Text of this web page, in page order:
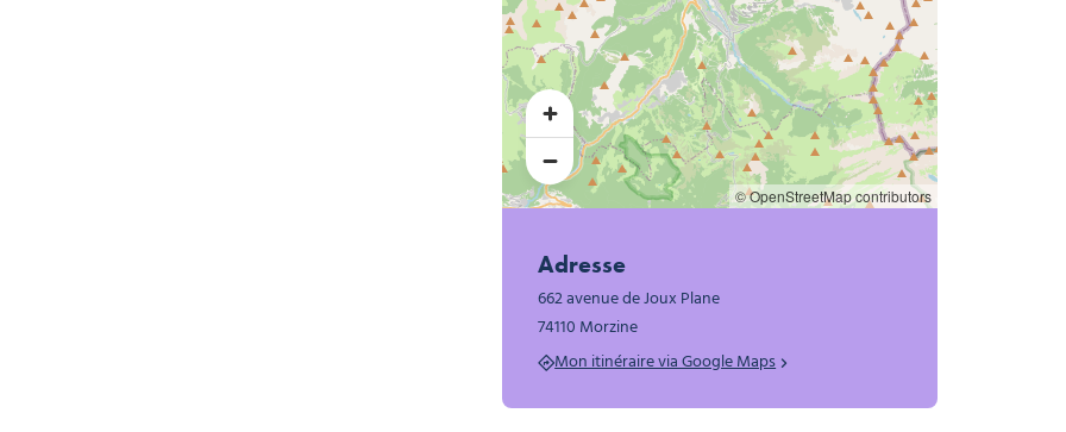
© OpenStreetMap contributors
Adresse
662 avenue de Joux Plane
74110 Morzine
Mon itinéraire via Google Maps